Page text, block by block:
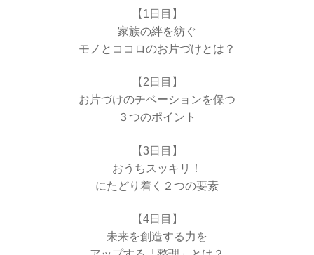
【1日目】
家族の絆を紡ぐ
モノとココロのお片づけとは？
【2日目】
お片づけのチベーションを保つ
３つのポイント
【3日目】
おうちスッキリ！
にたどり着く２つの要素
【4日目】
未来を創造する力を